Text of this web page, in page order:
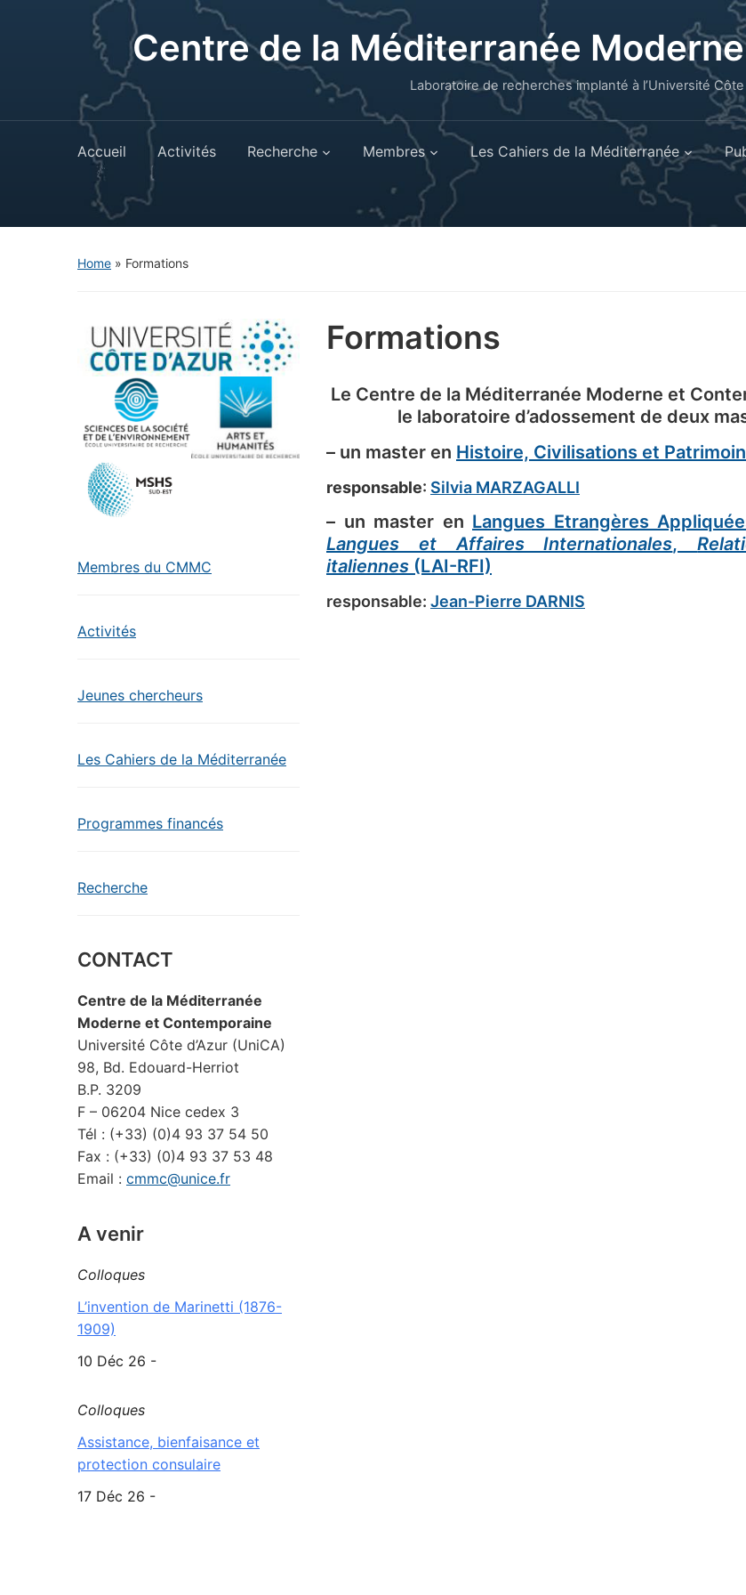
Centre de la Méditerranée
Laboratoire de recherches implanté à l’Université
Accueil Activités Recherche Membres Les Cahiers de la Méditerranée
Home » Formations
Membres du CMMC
Activités
Jeunes chercheurs
Les Cahiers de la Méditerranée
Programmes financés
Recherche
CONTACT
Centre de la Méditerranée
Moderne et Contemporaine
Université Côte d’Azur (UniCA)
98, Bd. Edouard-Herriot
B.P. 3209
F – 06204 Nice cedex 3
Tél : (+33) (0)4 93 37 54 50
Fax : (+33) (0)4 93 37 53 48
Email : cmmc@unice.fr
A venir
Colloques
L’invention de Marinetti (1876-
1909)
10 Déc 26 -
Colloques
Assistance, bienfaisance et
protection consulaire
17 Déc 26 -
Formations
Le Centre de la Méditerranée Moderne et
le laboratoire d’adossement de deux
– un master en Histoire, Civilisations et
responsable: Silvia MARZAGALLI
– un master en Langues Etrangères
Langues et Affaires Internationales,
italiennes (LAI-RFI)
responsable: Jean-Pierre DARNIS